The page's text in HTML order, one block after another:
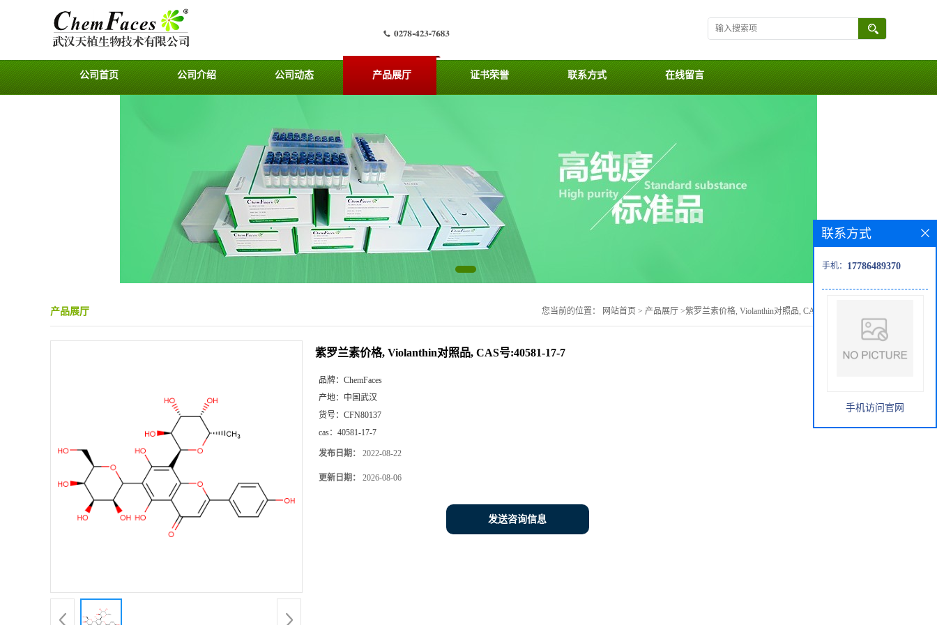
公司首页 公司介绍 公司动态 产品展厅 证书荣誉 联系方式 在线留言
产品展厅 您当前的位置： 网站首页 > 产品展厅 >紫罗兰素价格, Violanthin对照品, CAS号:40581-17-7
紫罗兰素价格, Violanthin对照品, CAS号:40581-17-7
品牌： ChemFaces
产地： 中国武汉
货号： CFN80137
cas： 40581-17-7
发布日期： 2022-08-22
更新日期： 2026-08-06
发送咨询信息
联系方式
手机： 17786489370
手机访问官网